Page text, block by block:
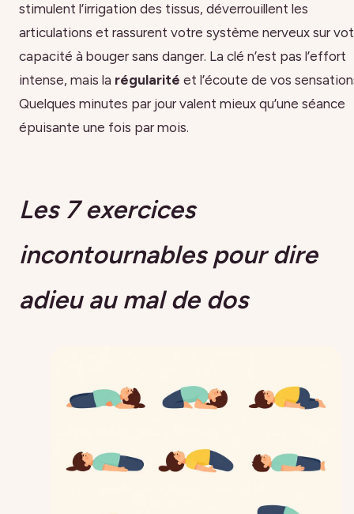
stimulent l’irrigation des tissus, déverrouillent les
articulations et rassurent votre système nerveux sur
capacité à bouger sans danger. La clé n’est pas l’effort
intense, mais la régularité et l’écoute de vos
Quelques minutes par jour valent mieux qu’une séance
épuisante une fois par mois.
Les 7 exercices
incontournables pour dire
adieu au mal de dos